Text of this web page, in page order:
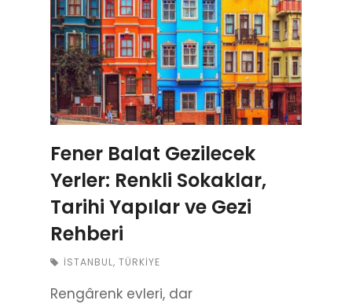
Fener Balat Gezilecek
Yerler: Renkli Sokaklar,
Tarihi Yapılar ve Gezi
Rehberi
İSTANBUL, TÜRKIYE
Rengârenk evleri, dar